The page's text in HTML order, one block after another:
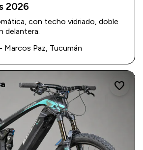
2026
con techo vidriado, doble
delantera.
Marcos Paz, Tucumán
favorite